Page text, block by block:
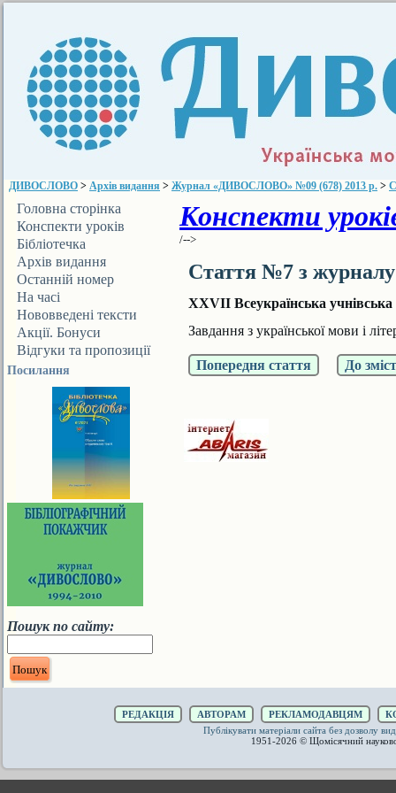
ДИВОСЛОВО > Архів видання > Журнал «ДИВОСЛОВО» №09 (678) 2013 р. >
Головна сторінка
Конспекти уроків
Бібліотечка
ДИВОСЛОВА
Архів видання
Останній номер
На часі
Нововведені тексти
Акції. Бонуси
Відгуки та пропозиції
Посилання
Пошук по сайту:
Конспекти
/-->
Стаття №7 з
ХХVІІ Всеукраїнська учнівська
Завдання з української мови і
Попередня стаття До
РЕДАКЦІЯ АВТОРАМ РЕКЛАМОДАВЦЯМ
Публікувати матеріали сайта без дозволу
1951-2026 © Щомісячний